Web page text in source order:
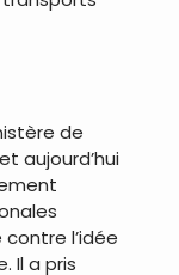
de
aujourd’hui
contre l’idée
Il a pris